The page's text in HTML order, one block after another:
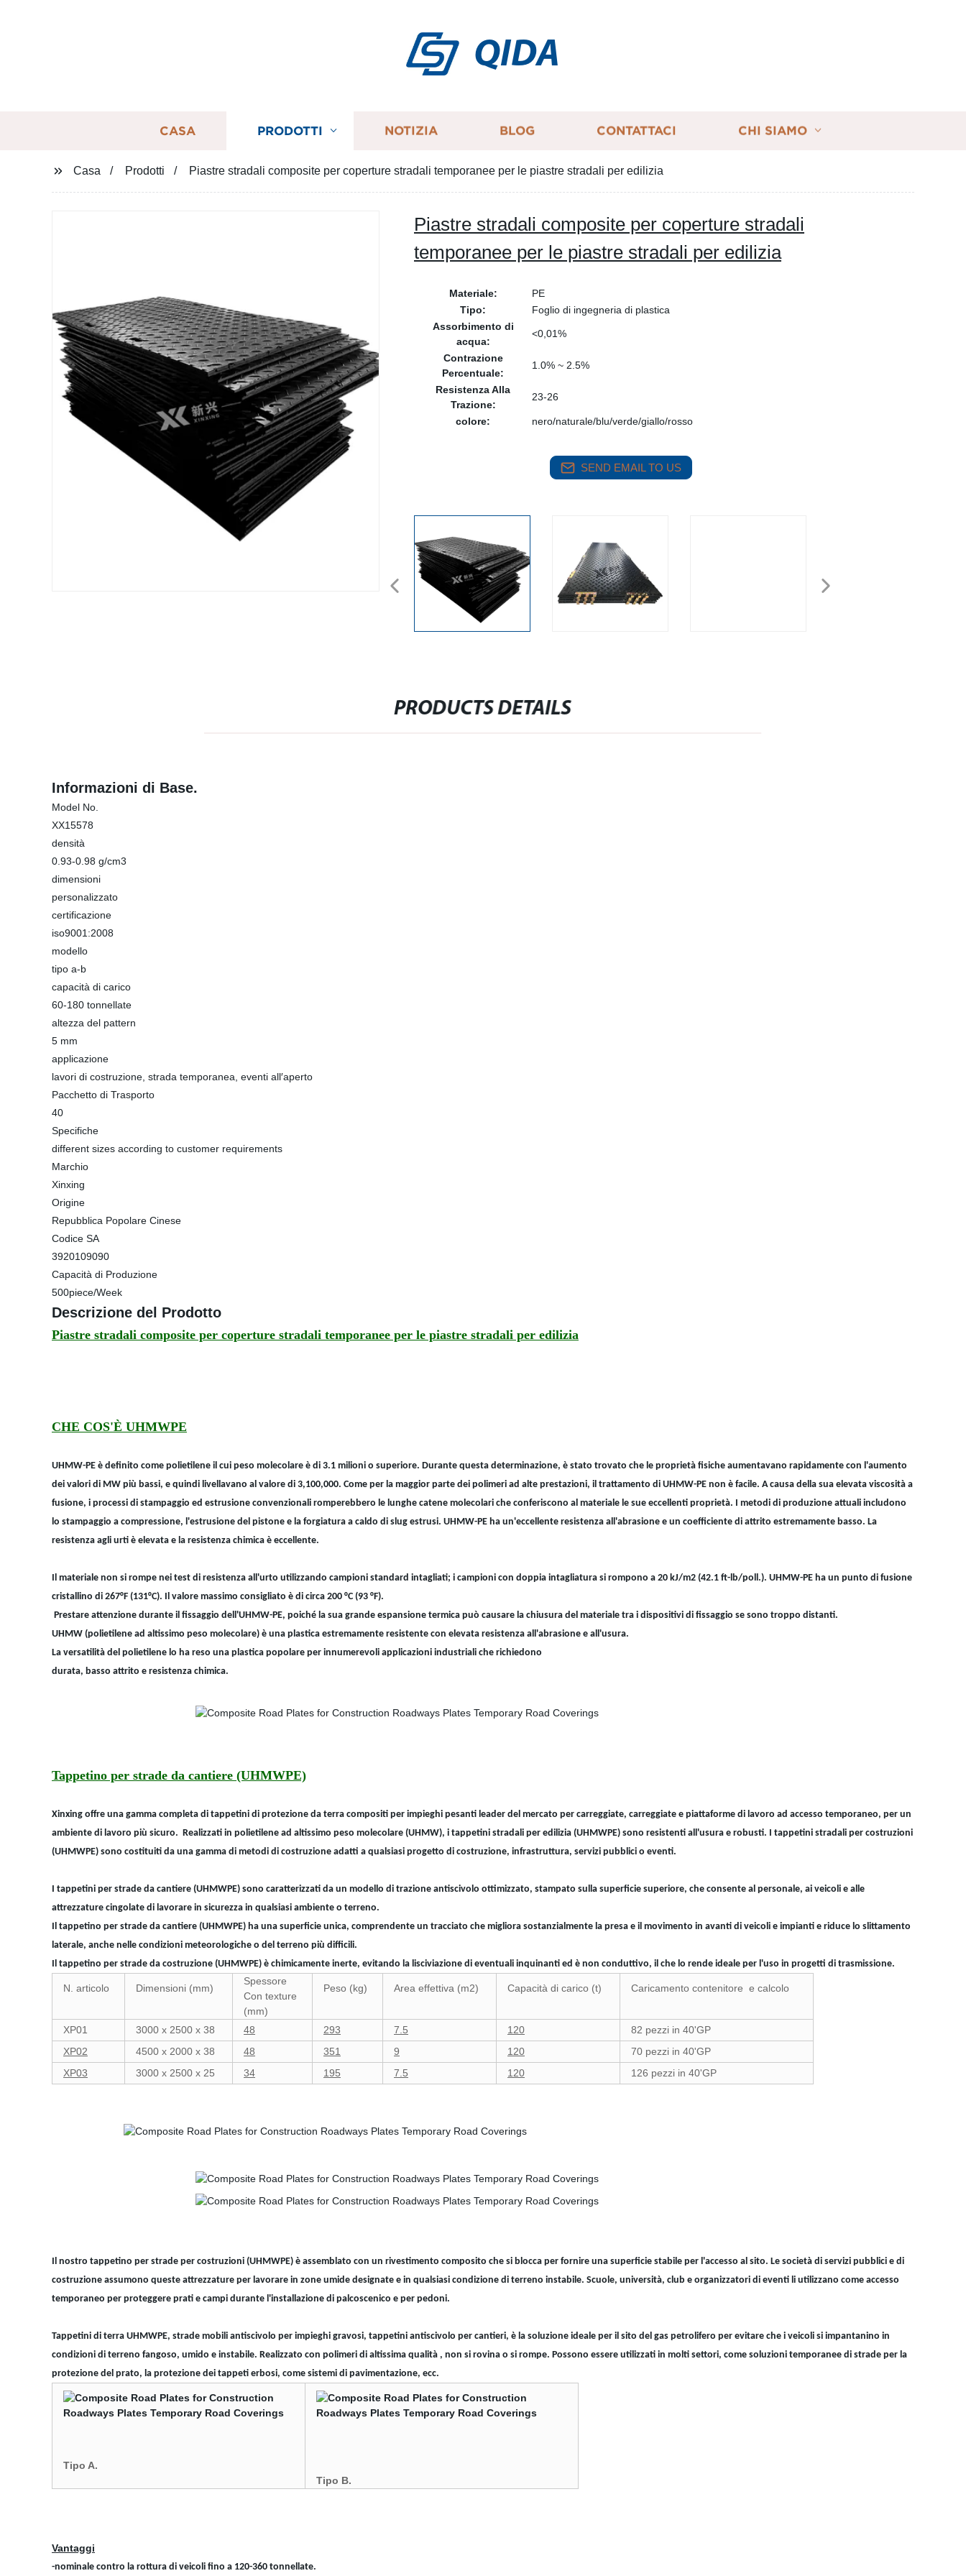
QIDA
CASA PRODOTTI NOTIZIA BLOG CONTATTACI CHI SIAMO
Casa Prodotti Piastre stradali composite per coperture stradali temporanee per le piastre stradali per edilizia
Piastre stradali composite per coperture stradali
temporanee per le piastre stradali per edilizia
Materiale:
PE
Tipo:
Foglio di ingegneria di plastica
Assorbimento di
acqua:
<0,01%
Contrazione
Percentuale:
1.0% ~ 2.5%
Resistenza Alla
Trazione:
23-26
colore: nero/naturale/blu/verde/giallo/rosso
SEND EMAIL TO US
PRODUCTS DETAILS
Informazioni di Base.
Model No.
XX15578
densità
0.93-0.98 g/cm3
dimensioni
personalizzato
certificazione
iso9001:2008
modello
tipo a-b
capacità di carico
60-180 tonnellate
altezza del pattern
5 mm
applicazione
lavori di costruzione, strada temporanea, eventi all′aperto
Pacchetto di Trasporto
40
Specifiche
different sizes according to customer requirements
Marchio
Xinxing
Origine
Repubblica Popolare Cinese
Codice SA
3920109090
Capacità di Produzione
500piece/Week
Descrizione del Prodotto
Piastre stradali composite per coperture stradali temporanee per le piastre stradali per edilizia
CHE COS'È UHMWPE
UHMW-PE è definito come polietilene il cui peso molecolare è di 3.1 milioni o superiore. Durante questa determinazione, è stato trovato che le proprietà fisiche aumentavano rapidamente con l'aumento
dei valori di MW più bassi, e quindi livellavano al valore di 3,100,000. Come per la maggior parte dei polimeri ad alte prestazioni, il trattamento di UHMW-PE non è facile. A causa della sua elevata viscosità a
fusione, i processi di stampaggio ed estrusione convenzionali romperebbero le lunghe catene molecolari che conferiscono al materiale le sue eccellenti proprietà. I metodi di produzione attuali includono
lo stampaggio a compressione, l'estrusione del pistone e la forgiatura a caldo di slug estrusi. UHMW-PE ha un'eccellente resistenza all'abrasione e un coefficiente di attrito estremamente basso. La
resistenza agli urti è elevata e la resistenza chimica è eccellente.
Il materiale non si rompe nei test di resistenza all'urto utilizzando campioni standard intagliati; i campioni con doppia intagliatura si rompono a 20 kJ/m2 (42.1 ft-lb/poll.). UHMW-PE ha un punto di fusione
cristallino di 267°F (131°C). Il valore massimo consigliato è di circa 200 °C (93 °F).
Prestare attenzione durante il fissaggio dell'UHMW-PE, poiché la sua grande espansione termica può causare la chiusura del materiale tra i dispositivi di fissaggio se sono troppo distanti.
UHMW (polietilene ad altissimo peso molecolare) è una plastica estremamente resistente con elevata resistenza all'abrasione e all'usura.
La versatilità del polietilene lo ha reso una plastica popolare per innumerevoli applicazioni industriali che richiedono
durata, basso attrito e resistenza chimica.
Tappetino per strade da cantiere (UHMWPE)
Xinxing offre una gamma completa di tappetini di protezione da terra compositi per impieghi pesanti leader del mercato per carreggiate, carreggiate e piattaforme di lavoro ad accesso temporaneo, per un
ambiente di lavoro più sicuro. Realizzati in polietilene ad altissimo peso molecolare (UHMW), i tappetini stradali per edilizia (UHMWPE) sono resistenti all'usura e robusti. I tappetini stradali per costruzioni
(UHMWPE) sono costituiti da una gamma di metodi di costruzione adatti a qualsiasi progetto di costruzione, infrastruttura, servizi pubblici o eventi.
I tappetini per strade da cantiere (UHMWPE) sono caratterizzati da un modello di trazione antiscivolo ottimizzato, stampato sulla superficie superiore, che consente al personale, ai veicoli e alle
attrezzature cingolate di lavorare in sicurezza in qualsiasi ambiente o terreno.
Il tappetino per strade da cantiere (UHMWPE) ha una superficie unica, comprendente un tracciato che migliora sostanzialmente la presa e il movimento in avanti di veicoli e impianti e riduce lo slittamento
laterale, anche nelle condizioni meteorologiche o del terreno più difficili.
Il tappetino per strade da costruzione (UHMWPE) è chimicamente inerte, evitando la lisciviazione di eventuali inquinanti ed è non conduttivo, il che lo rende ideale per l'uso in progetti di trasmissione.
N. articolo Dimensioni (mm)
Spessore
Con texture
(mm)
Peso (kg) Area effettiva (m2) Capacità di carico (t) Caricamento contenitore e calcolo
XP01 3000 x 2500 x 38 48 293 7.5 120
82 pezzi in 40'GP
XP02
4500 x 2000 x 38 48 351 9 120
70 pezzi in 40'GP
XP03
3000 x 2500 x 25 34 195 7.5 120 126 pezzi in 40'GP
Il nostro tappetino per strade per costruzioni (UHMWPE) è assemblato con un rivestimento composito che si blocca per fornire una superficie stabile per l'accesso al sito. Le società di servizi pubblici e di
costruzione assumono queste attrezzature per lavorare in zone umide designate e in qualsiasi condizione di terreno instabile. Scuole, università, club e organizzatori di eventi li utilizzano come accesso
temporaneo per proteggere prati e campi durante l'installazione di palcoscenico e per pedoni.
Tappetini di terra UHMWPE, strade mobili antiscivolo per impieghi gravosi, tappetini antiscivolo per cantieri, è la soluzione ideale per il sito del gas petrolifero per evitare che i veicoli si impantanino in
condizioni di terreno fangoso, umido e instabile. Realizzato con polimeri di altissima qualità , non si rovina o si rompe. Possono essere utilizzati in molti settori, come soluzioni temporanee di strade per la
protezione del prato, la protezione dei tappeti erbosi, come sistemi di pavimentazione, ecc.
Tipo A.
Tipo B.
Vantaggi
-nominale contro la rottura di veicoli fino a 120-360 tonnellate.